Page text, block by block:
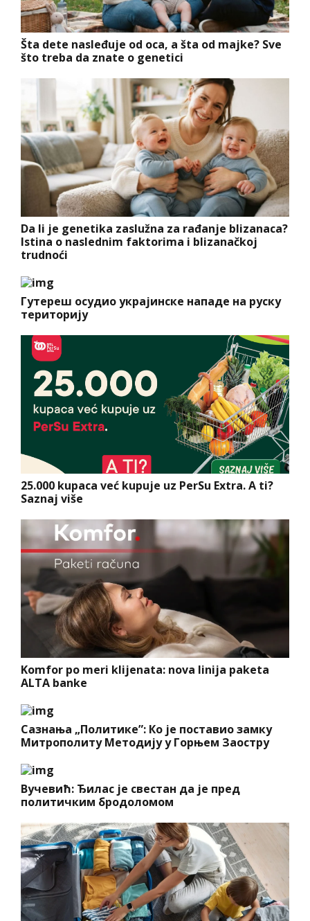
Šta dete nasleđuje od oca, a šta od majke? Sve
što treba da znate o genetici
Da li je genetika zaslužna za rađanje blizanaca?
Istina o naslednim faktorima i blizanačkoj
trudnoći
Гутереш осудио украјинске нападе на руску
територију
25.000 kupaca već kupuje uz PerSu Extra. A ti?
Saznaj više
Komfor po meri klijenata: nova linija paketa
ALTA banke
Сазнања „Политике”: Ко је поставио замку
Митрополиту Методију у Горњем Заостру
Вучевић: Ђилас је свестан да је пред
политичким бродоломом